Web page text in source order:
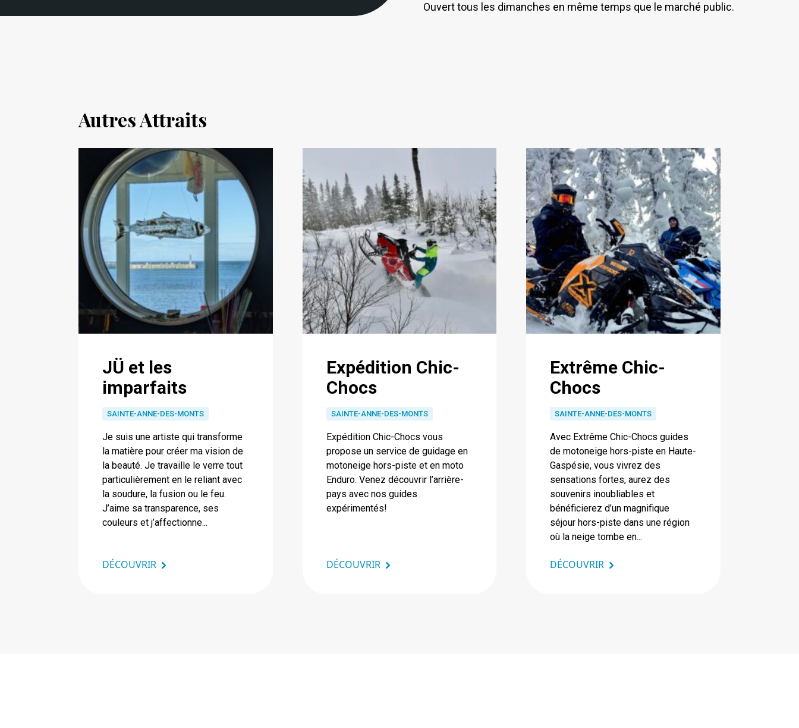
Ouvert tous les dimanches en même temps que le marché public.
Autres Attraits
JÜ et les
imparfaits
SAINTE-ANNE-DES-MONTS
Je suis une artiste qui transforme
la matière pour créer ma vision de
la beauté. Je travaille le verre tout
particulièrement en le reliant avec
la soudure, la fusion ou le feu.
J’aime sa transparence, ses
couleurs et j’affectionne...
DÉCOUVRIR
Expédition Chic-
Chocs
SAINTE-ANNE-DES-MONTS
Expédition Chic-Chocs vous
propose un service de guidage en
motoneige hors-piste et en moto
Enduro. Venez découvrir l’arrière-
pays avec nos guides
expérimentés!
DÉCOUVRIR
Extrême Chic-
Chocs
SAINTE-ANNE-DES-MONTS
Avec Extrême Chic-Chocs guides
de motoneige hors-piste en Haute-
Gaspésie, vous vivrez des
sensations fortes, aurez des
souvenirs inoubliables et
bénéficierez d’un magnifique
séjour hors-piste dans une région
où la neige tombe en...
DÉCOUVRIR